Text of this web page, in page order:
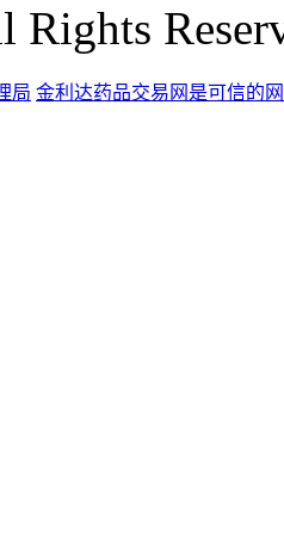
局 金利达药品交易网是可信的